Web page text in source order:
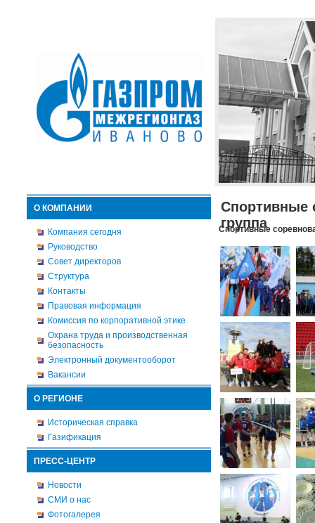
О КОМПАНИИ
Компания сегодня
Руководство
Совет директоров
Структура
Контакты
Правовая информация
Комиссия по корпоративной этике
Охрана труда и производственная
безопасность
Электронный документооборот
Вакансии
О РЕГИОНЕ
Историческая справка
Газификация
ПРЕСС-ЦЕНТР
Новости
СМИ о нас
Фотогалерея
Спортивные
группа
Спортивные